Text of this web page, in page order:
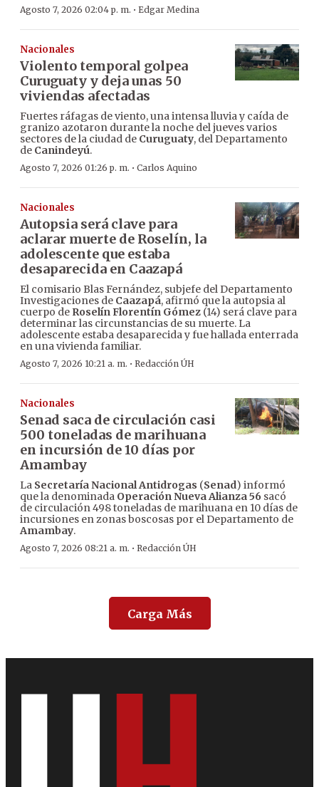
Agosto 7, 2026 02:04 p. m. · Edgar Medina
Nacionales
Violento temporal golpea
Curuguaty y deja unas 50
viviendas afectadas
Fuertes ráfagas de viento, una intensa lluvia y caída de
granizo azotaron durante la noche del jueves varios
sectores de la ciudad de Curuguaty, del Departamento
de Canindeyú.
Agosto 7, 2026 01:26 p. m. · Carlos Aquino
Nacionales
Autopsia será clave para
aclarar muerte de Roselín, la
adolescente que estaba
desaparecida en Caazapá
El comisario Blas Fernández, subjefe del Departamento
Investigaciones de Caazapá, afirmó que la autopsia al
cuerpo de Roselín Florentín Gómez (14) será clave para
determinar las circunstancias de su muerte. La
adolescente estaba desaparecida y fue hallada enterrada
en una vivienda familiar.
Agosto 7, 2026 10:21 a. m. · Redacción ÚH
Nacionales
Senad saca de circulación casi
500 toneladas de marihuana
en incursión de 10 días por
Amambay
La Secretaría Nacional Antidrogas (Senad) informó
que la denominada Operación Nueva Alianza 56 sacó
de circulación 498 toneladas de marihuana en 10 días de
incursiones en zonas boscosas por el Departamento de
Amambay.
Agosto 7, 2026 08:21 a. m. · Redacción ÚH
Carga Más